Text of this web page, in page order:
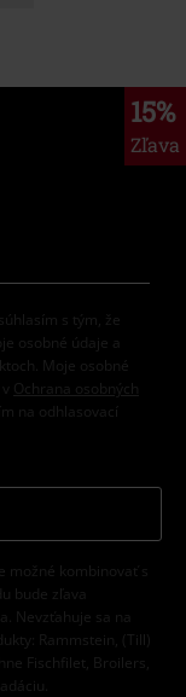
15%
Zľava
s tým, že
osobné údaje a
Moje osobné
Ochrana osobných
na odhlasovací
kombinovať s
bude zľava
Nevzťahuje sa na
Rammstein, (Till)
Fischfilet, Broilers,